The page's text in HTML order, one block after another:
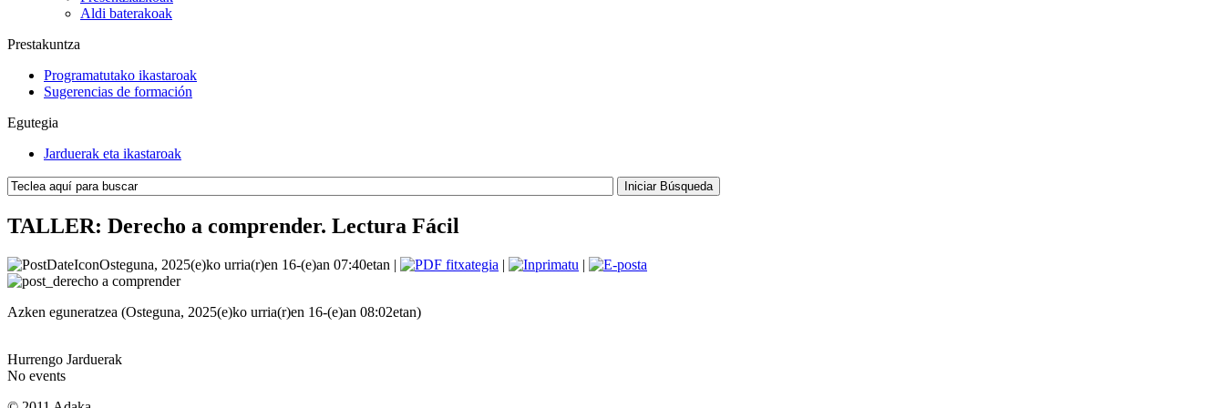
Aldi baterakoak
Prestakuntza
Programatutako ikastaroak
Sugerencias de formación
Egutegia
Jarduerak eta ikastaroak
TALLER: Derecho a comprender. Lectura Fácil
Osteguna, 2025(e)ko urria(r)en 16-(e)an 07:40etan | | |
Azken eguneratzea (Osteguna, 2025(e)ko urria(r)en 16-(e)an 08:02etan)
Hurrengo Jarduerak
No events